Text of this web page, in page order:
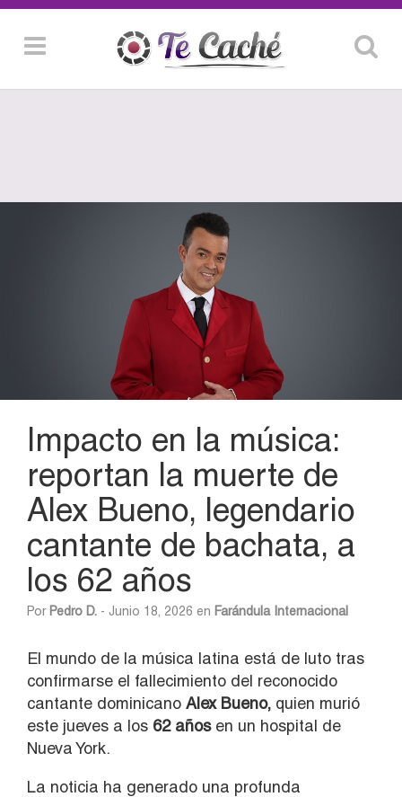
Impacto en la música:
reportan la muerte de
Alex Bueno, legendario
cantante de bachata, a
los 62 años
Por Pedro D. - Junio 18, 2026 en Farándula Internacional
El mundo de la música latina está de luto tras
confirmarse el fallecimiento del reconocido
cantante dominicano Alex Bueno, quien murió
este jueves a los 62 añosen un hospital de
Nueva York.
La noticia ha generado una profunda